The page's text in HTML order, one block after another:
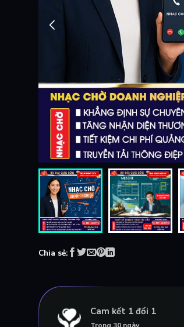
Chia sẻ:
Cam kết 1 đổi 1
Trong 30 ngày